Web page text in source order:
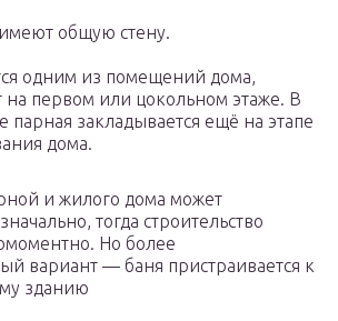
общую стену.
одним из помещений дома,
на первом или цокольном этаже. В
парная закладывается ещё на этапе
дома.
и жилого дома может
тогда строительство
Но более
вариант — баня пристраивается к
зданию